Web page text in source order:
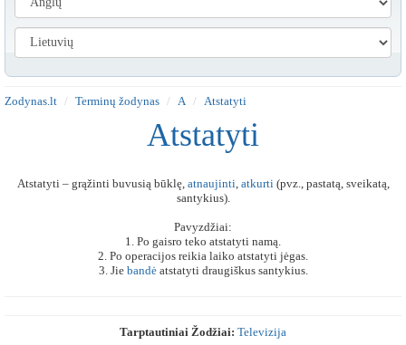
Zodynas.lt Terminų žodynas A Atstatyti
Atstatyti
Atstatyti – grąžinti buvusią būklę, atnaujinti, atkurti(pvz., pastatą, sveikatą,
santykius).
Pavyzdžiai:
1. Po gaisro teko atstatyti namą.
2. Po operacijos reikia laiko atstatyti jėgas.
3. Jie bandėatstatyti draugiškus santykius.
Tarptautiniai Žodžiai: Televizija